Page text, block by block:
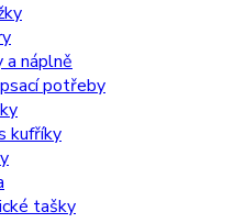
a náplně
potřeby
kufříky
tašky